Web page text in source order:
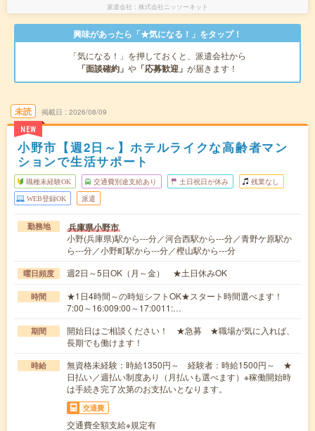
派遣会社 株式会社ニッソーネット
興味があったら「★気になる！」をタップ！
「気になる！」を押しておくと、派遣会社から
「面談確約」 や 「応募歓迎」 が届きます！
未読
NEW
掲載日 2026/08/09
小野市【週2日～】ホテルライクな高齢者マン
ションで生活サポート
職種未経験OK 交通費別途支給あり 土日祝日が休み 残業なし
WEB登録OK 派遣
勤務地 兵庫県小野市
小野(兵庫県)駅から---分／河合西駅から---分／青野ケ原駅か
ら---分／小野町駅から---分／樫山駅から---分
曜日頻度 週2日～5日OK（月～金） ★土日休みOK
時間
★1日4時間～の時短シフトOK★スタート時間選べます！
7:00～16:009:00～17:0011:…
期間
開始日はご相談ください！ ★急募 ★職場が気に入れば、
長期でも働けます！
時給
無資格未経験：時給1350円～ 経験者：時給1500円～ ★
日払い／週払い制度あり（月払いも選べます）※稼働開始時
は手続き完了次第のお支払いとなります。
交通費
交通費全額支給※規定有